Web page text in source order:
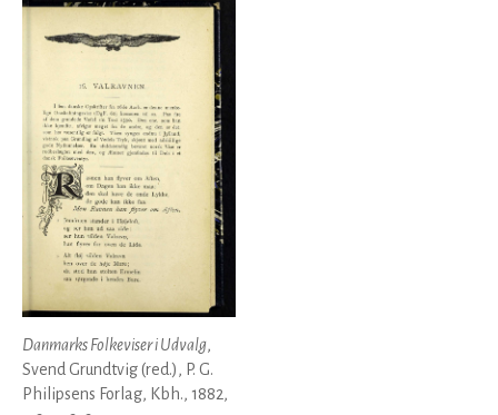
Danmarks Folkeviser i Udvalg,
Svend Grundtvig (red.), P. G.
Philipsens Forlag, Kbh., 1882,